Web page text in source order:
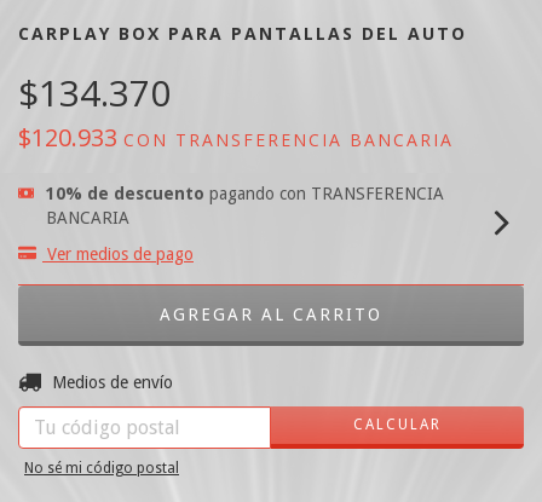
CARPLAY BOX PARA PANTALLAS DEL AUTO
$134.370
$120.933 CON TRANSFERENCIA BANCARIA
10% de descuento pagando con TRANSFERENCIA
BANCARIA
Ver medios de pago
Entregas para el CP:
Medios de envío
CALCULAR
No sé mi código postal